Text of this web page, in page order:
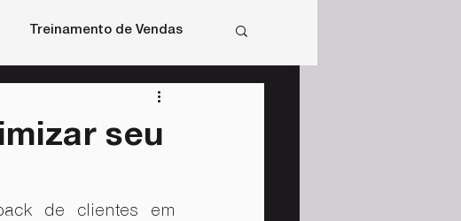
Treinamento de Vendas
seu
de clientes em